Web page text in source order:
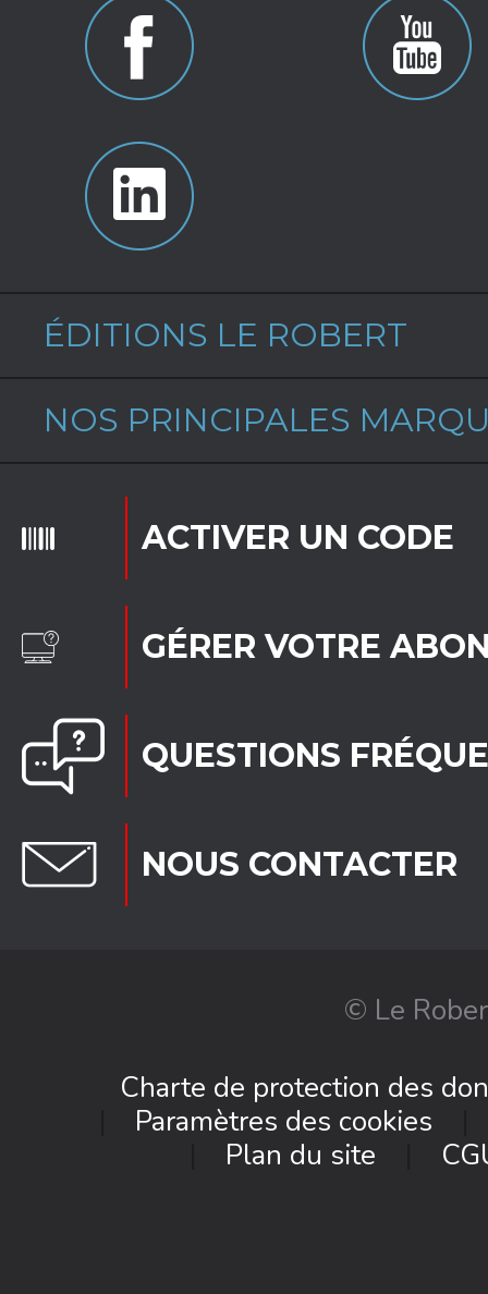
ÉDITIONS LE ROBERT
NOS PRINCIPALES
ACTIVER UN CODE
GÉRER VOTRE
QUESTIONS
NOUS CONTACTER
© Le
Charte de protection des
Paramètres des cookies
Plan du site